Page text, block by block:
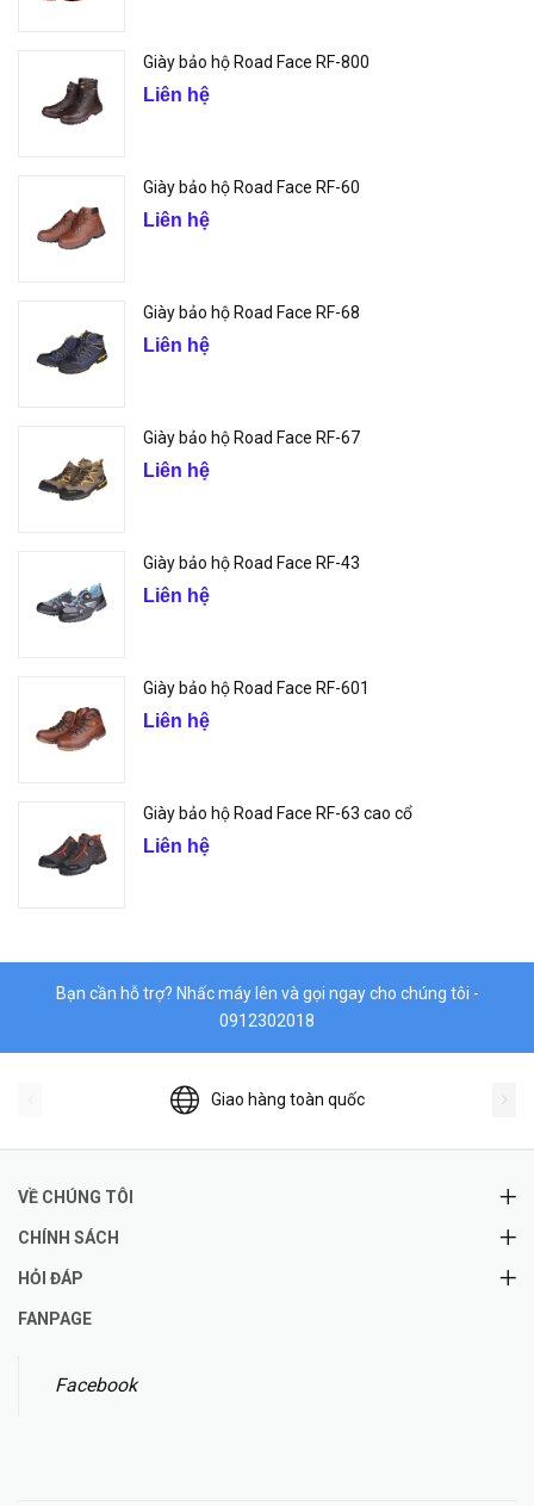
Giày bảo hộ Road Face RF-800
Liên hệ
Giày bảo hộ Road Face RF-60
Liên hệ
Giày bảo hộ Road Face RF-68
Liên hệ
Giày bảo hộ Road Face RF-67
Liên hệ
Giày bảo hộ Road Face RF-43
Liên hệ
Giày bảo hộ Road Face RF-601
Liên hệ
Giày bảo hộ Road Face RF-63 cao cổ
Liên hệ
Bạn cần hỗ trợ? Nhấc máy lên và gọi ngay cho chúng tôi -
0912302018
Giao hàng toàn quốc
VỀ CHÚNG TÔI
CHÍNH SÁCH
HỎI ĐÁP
FANPAGE
Facebook